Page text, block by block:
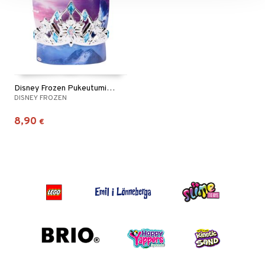
Disney Frozen Pukeutumisleikki Elsan Tiara
DISNEY FROZEN
8,90 €